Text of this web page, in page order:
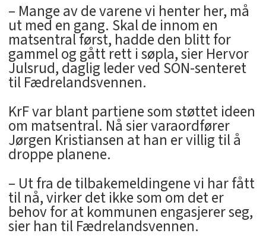
– Mange av de varene vi henter her, må
ut med en gang. Skal de innom en
matsentral først, hadde den blitt for
gammel og gått rett i søpla, sier Hervor
Julsrud, daglig leder ved SON-senteret
til Fædrelandsvennen.
KrF var blant partiene som støttet ideen
om matsentral. Nå sier varaordfører
Jørgen Kristiansen at han er villig til å
droppe planene.
– Ut fra de tilbakemeldingene vi har fått
til nå, virker det ikke som om det er
behov for at kommunen engasjerer seg,
sier han til Fædrelandsvennen.